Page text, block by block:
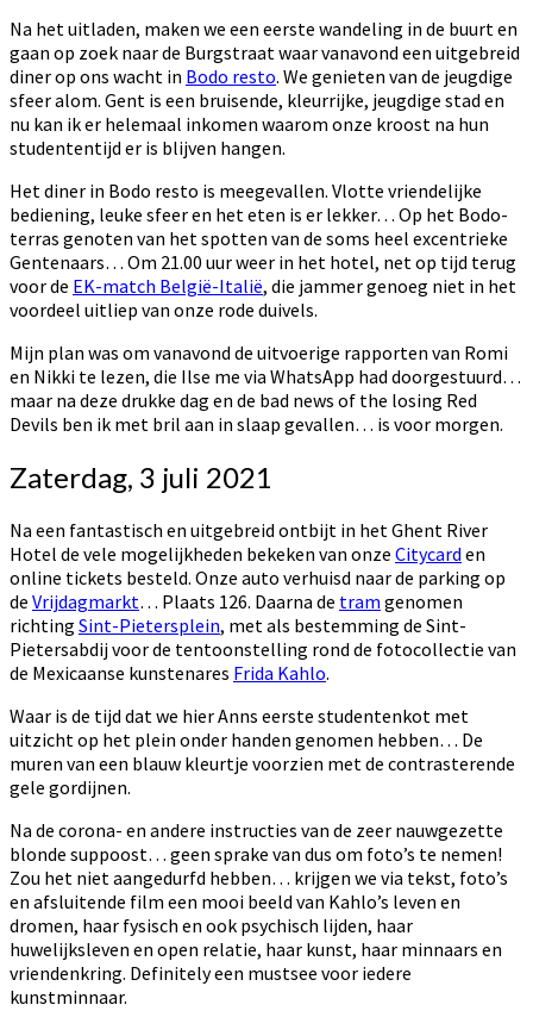
Na het uitladen, maken we een eerste wandeling in de buurt en
gaan op zoek naar de Burgstraat waar vanavond een uitgebreid
diner op ons wacht in Bodo resto. We genieten van de jeugdige
sfeer alom. Gent is een bruisende, kleurrijke, jeugdige stad en
nu kan ik er helemaal inkomen waarom onze kroost na hun
studententijd er is blijven hangen.
Het diner in Bodo resto is meegevallen. Vlotte vriendelijke
bediening, leuke sfeer en het eten is er lekker… Op het Bodo-
terras genoten van het spotten van de soms heel excentrieke
Gentenaars… Om 21.00 uur weer in het hotel, net op tijd terug
voor de EK-match België-Italië, die jammer genoeg niet in het
voordeel uitliep van onze rode duivels.
Mijn plan was om vanavond de uitvoerige rapporten van Romi
en Nikki te lezen, die Ilse me via WhatsApp had doorgestuurd…
maar na deze drukke dag en de bad news of the losing Red
Devils ben ik met bril aan in slaap gevallen… is voor morgen.
Zaterdag, 3 juli 2021
Na een fantastisch en uitgebreid ontbijt in het Ghent River
Hotel de vele mogelijkheden bekeken van onze Citycard en
online tickets besteld. Onze auto verhuisd naar de parking op
de Vrijdagmarkt… Plaats 126. Daarna de tram genomen
richting Sint-Pietersplein, met als bestemming de Sint-
Pietersabdij voor de tentoonstelling rond de fotocollectie van
de Mexicaanse kunstenares Frida Kahlo.
Waar is de tijd dat we hier Anns eerste studentenkot met
uitzicht op het plein onder handen genomen hebben… De
muren van een blauw kleurtje voorzien met de contrasterende
gele gordijnen.
Na de corona- en andere instructies van de zeer nauwgezette
blonde suppoost… geen sprake van dus om foto’s te nemen!
Zou het niet aangedurfd hebben… krijgen we via tekst, foto’s
en afsluitende film een mooi beeld van Kahlo’s leven en
dromen, haar fysisch en ook psychisch lijden, haar
huwelijksleven en open relatie, haar kunst, haar minnaars en
vriendenkring. Definitely een mustsee voor iedere
kunstminnaar.